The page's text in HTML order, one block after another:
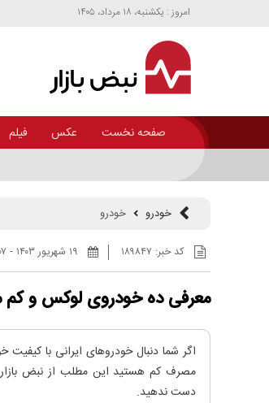
امروز : يکشنبه، ۱۸ مرداد، ۱۴۰۵
صفحه نخست عکس فیلم
خودرو خودرو
کد خبر:۱۸۹۸۴۷
معرفی ده خودروی لوکس و کم
اگر شما دنبال خودروهای ایرانی با
مصرف کم هستید این مطلب از نبض بازار
دست ندهید.